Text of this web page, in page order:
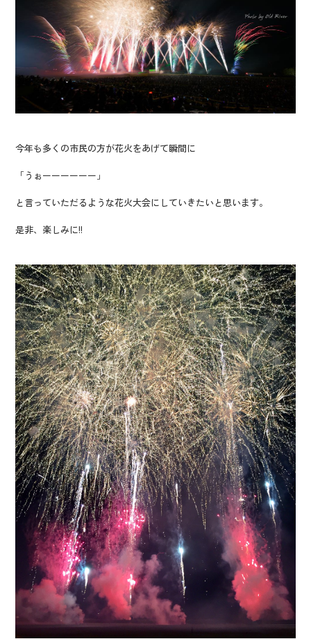
今年も多くの市民の方が花火をあげて瞬間に
「うぉーーーーーー」
と言っていただるような花火大会にしていきたいと思います。
是非、楽しみに!!